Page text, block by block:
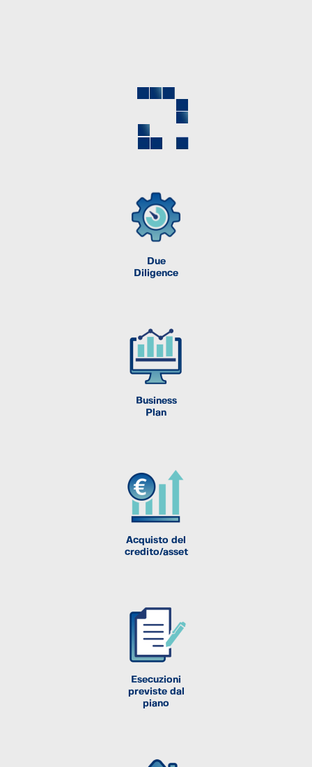
Due
Diligence
Business
Plan
Acquisto del
credito/asset
Esecuzioni
previste dal
piano